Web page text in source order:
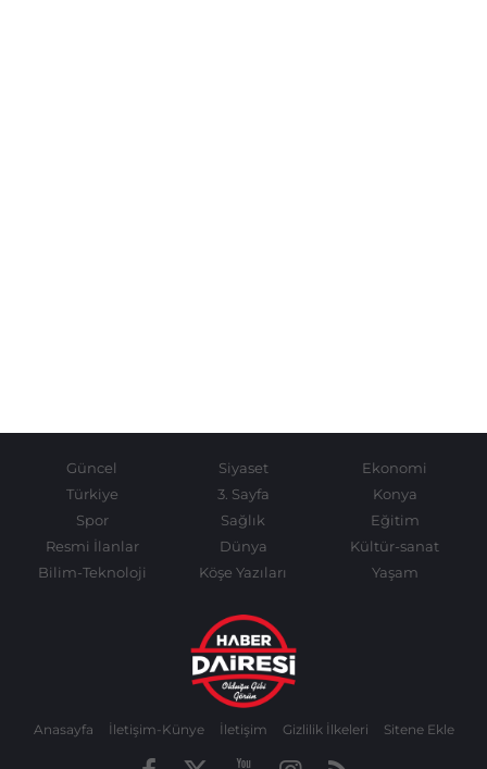
Güncel Siyaset
Ekonomi
Türkiye
3. Sayfa
Konya
Spor
Sağlık
Eğitim
Resmi İlanlar
Dünya
Kültür-sanat
Bilim-Teknoloji
Köşe Yazıları Yaşam
Anasayfa İletişim-Künye İletişim Gizlilik İlkeleri Sitene Ekle